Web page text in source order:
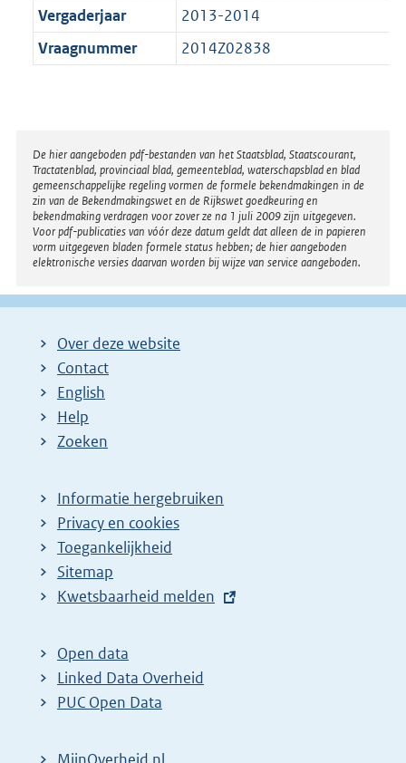
Vergaderjaar
2013-2014
Vraagnummer
2014Z02838
Disclaimer
De hier aangeboden pdf-bestanden van het Staatsblad, Staatscourant,
Tractatenblad, provinciaal blad, gemeenteblad, waterschapsblad en blad
gemeenschappelijke regeling vormen de formele bekendmakingen in de
zin van de Bekendmakingswet en de Rijkswet goedkeuring en
bekendmaking verdragen voor zover ze na 1 juli 2009 zijn uitgegeven.
Voor pdf-publicaties van vóór deze datum geldt dat alleen de in papieren
vorm uitgegeven bladen formele status hebben; de hier aangeboden
elektronische versies daarvan worden bij wijze van service aangeboden.
Over deze website
Contact
English
Help
Zoeken
Informatie hergebruiken
Privacy en cookies
Toegankelijkheid
Sitemap
E
t
e
r
Kwetsbaarheid melden
Open data
Linked Data Overheid
PUC Open Data
MijnOverheid.nl